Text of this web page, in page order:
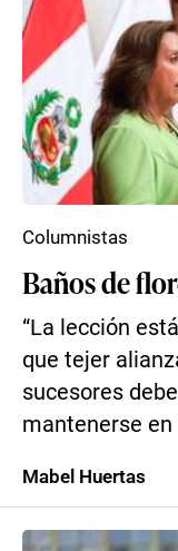
Baños de
“La lección
que tejer
sucesores
mantenerse en
Columnistas
Mabel Huertas